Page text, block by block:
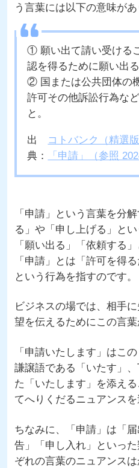
う言葉には以下の意味があ
① 願い出て請い受ける
認を得るために願い出る
② 国または公共団体の
許可その他訴訟行為な
と。
出
典：
コトバンク（精選
「申請」（参照
「申請」という言葉を分
る」や「申し上げる」と
「願い出る」「依頼する
「申請」とは「許可を得
という行為を指すのです。
ビジネスの場では、相手
望を伝えるためにこの言葉
「申請いたします」はこ
謙譲語である「いたす」
た「いたします」を添え
てへりくだるニュアンスを
ちなみに、「申請」は「
告」「申し入れ」といっ
ぞれの言葉のニュアンス